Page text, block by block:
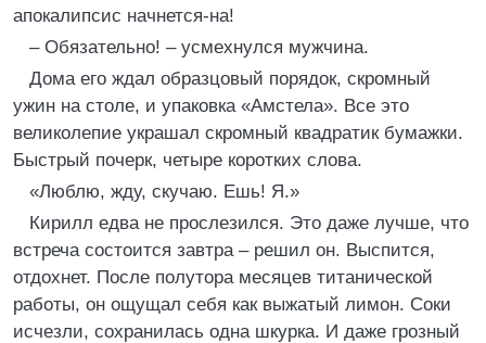
апокалипсис начнется-на!
– Обязательно! – усмехнулся мужчина.
Дома его ждал образцовый порядок, скромный
ужин на столе, и упаковка «Амстела». Все это
великолепие украшал скромный квадратик бумажки.
Быстрый почерк, четыре коротких слова.
«Люблю, жду, скучаю. Ешь! Я.»
Кирилл едва не прослезился. Это даже лучше, что
встреча состоится завтра – решил он. Выспится,
отдохнет. После полутора месяцев титанической
работы, он ощущал себя как выжатый лимон. Соки
исчезли, сохранилась одна шкурка. И даже грозный